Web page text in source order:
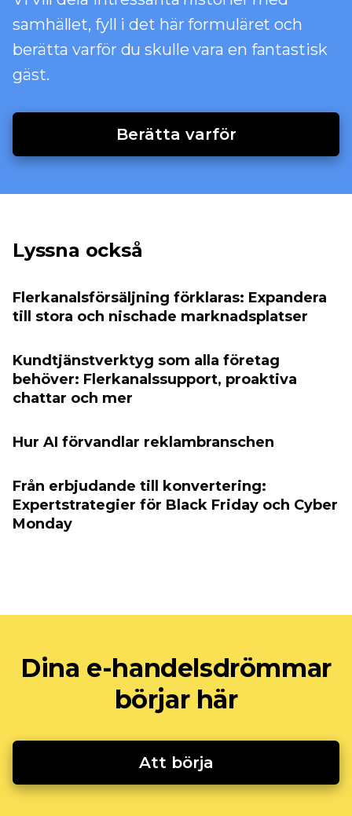
samhället, fyll i det här formuläret och
berätta varför du skulle vara en fantastisk
gäst.
Berätta varför
Lyssna också
Flerkanalsförsäljning förklaras: Expandera
till stora och nischade marknadsplatser
Kundtjänstverktyg som alla företag
behöver: Flerkanalssupport, proaktiva
chattar och mer
Hur AI förvandlar reklambranschen
Från erbjudande till konvertering:
Expertstrategier för Black Friday och Cyber
​​Monday
Dina e-handelsdrömmar
börjar här
Att börja